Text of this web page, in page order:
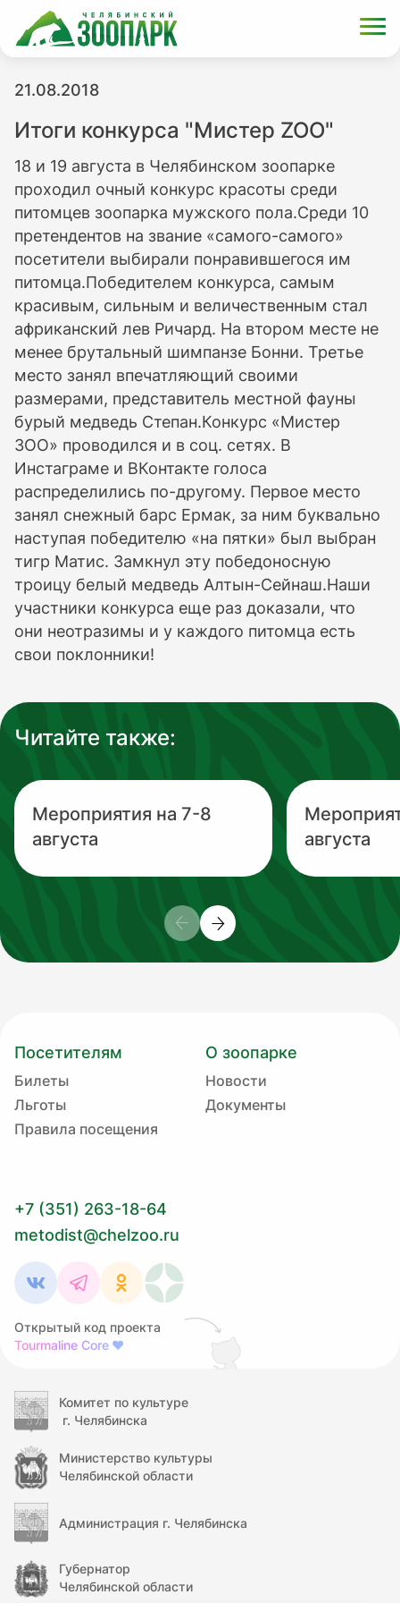
21.08.2018
Итоги конкурса "Мистер ZOO"
18 и 19 августа в Челябинском зоопарке
проходил очный конкурс красоты среди
питомцев зоопарка мужского пола.Среди 10
претендентов на звание «самого-самого»
посетители выбирали понравившегося им
питомца.Победителем конкурса, самым
красивым, сильным и величественным стал
африканский лев Ричард. На втором месте не
менее брутальный шимпанзе Бонни. Третье
место занял впечатляющий своими
размерами, представитель местной фауны
бурый медведь Степан.Конкурс «Мистер
ЗОО» проводился и в соц. сетях. В
Инстаграме и ВКонтакте голоса
распределились по-другому. Первое место
занял снежный барс Ермак, за ним буквально
наступая победителю «на пятки» был выбран
тигр Матис. Замкнул эту победоносную
троицу белый медведь Алтын-Сейнаш.Наши
участники конкурса еще раз доказали, что
они неотразимы и у каждого питомца есть
свои поклонники!
Читайте также:
Мероприятия на 7-8
августа
августа
Посетителям
Билеты
Льготы
Правила посещения
О зоопарке
Новости
Документы
+7 (351) 263-18-64
metodist@chelzoo.ru
Открытый код проекта
Tourmaline Core ❤
Комитет по культуре
г. Челябинска
Министерство культуры
Челябинской области
Администрация г. Челябинска
Губернатор
Челябинской области